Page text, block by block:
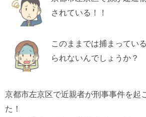
されている！！
このままでは捕まってい
られないんでしょうか？
京都市左京区で近親者が刑事事件を起
た！